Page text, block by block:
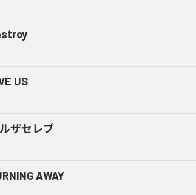
US
ザセレブ
AWAY